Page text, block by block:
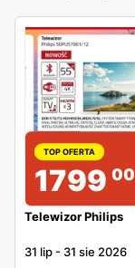
TOP OFERTA
1799 00
Telewizor Philips
31 lip - 31 sie 2026